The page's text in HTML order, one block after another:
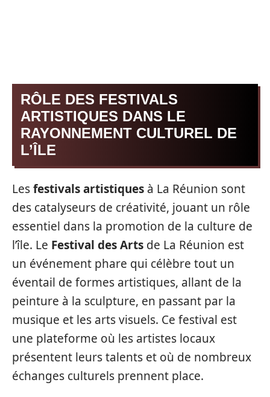
RÔLE DES FESTIVALS
ARTISTIQUES DANS LE
RAYONNEMENT CULTUREL DE
L’ÎLE
Lesfestivals artistiques à La Réunion sont
des catalyseurs de créativité, jouant un rôle
essentiel dans la promotion de la culture de
l’île. Le Festival des Arts de La Réunion est
un événement phare qui célèbre tout un
éventail de formes artistiques, allant de la
peinture à la sculpture, en passant par la
musique et les arts visuels. Ce festival est
une plateforme où les artistes locaux
présentent leurs talents et où de nombreux
échanges culturels prennent place.